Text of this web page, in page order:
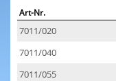
Art-Nr.
7011/020
7011/040
7011/055